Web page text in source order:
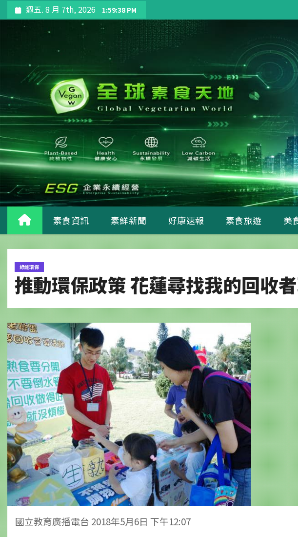
Skip
to
週五. 8 月 7th, 2026 1:59:39 PM
素食資訊 素鮮新聞 好康速報 素食旅遊 美
綠能環保
推動環保政策 花蓮尋找我的回收
國立教育廣播電台 2018年5月6日 下午12:07